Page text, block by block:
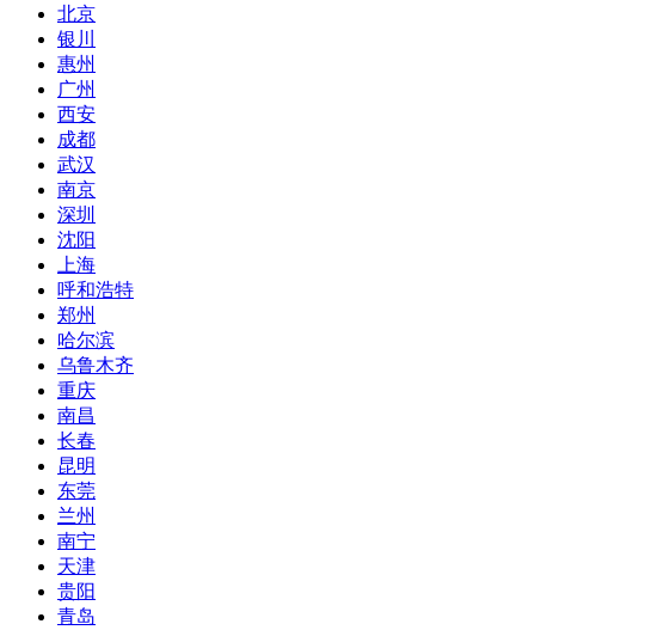
北京
银川
惠州
广州
西安
成都
武汉
南京
深圳
沈阳
上海
呼和浩特
郑州
哈尔滨
乌鲁木齐
重庆
南昌
长春
昆明
东莞
兰州
南宁
天津
贵阳
青岛